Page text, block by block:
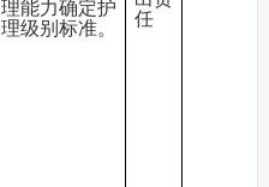
理能力确定护
理级别标准。
任